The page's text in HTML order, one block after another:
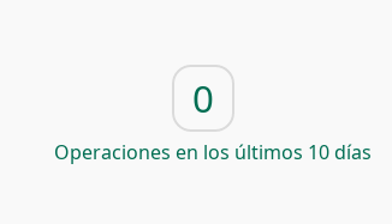
0
Operaciones en los últimos 10 días